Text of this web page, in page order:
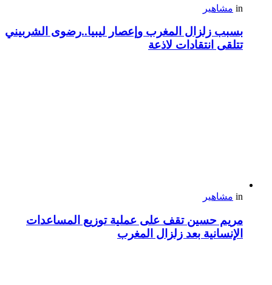
in مشاهير
بسبب زلزال المغرب وإعصار ليبيا..رضوى الشربيني
تتلقى انتقادات لاذعة
in مشاهير
مريم حسين تقف على عملية توزيع المساعدات
الإنسانية بعد زلزال المغرب